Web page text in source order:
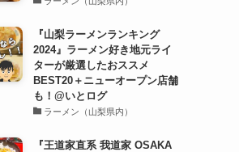
『山梨ラーメンランキング
2024』ラーメン好き地元ライ
ターが厳選したおススメ
BEST20＋ニューオープン店舗
も！@いとログ
ラーメン（山梨県内）
『王道家直系 我道家 OSAKA